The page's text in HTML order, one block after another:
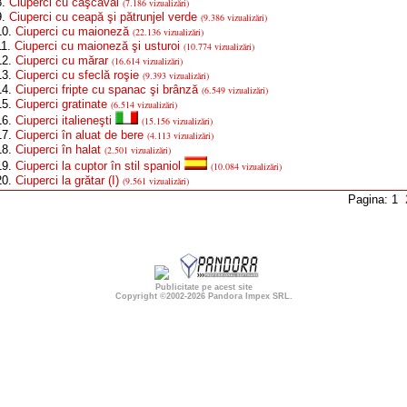
(7.186 vizualizări)
Ciuperci cu ceapă şi pătrunjel verde (9.386 vizualizări)
Ciuperci cu maioneză (22.136 vizualizări)
Ciuperci cu maioneză şi usturoi (10.774 vizualizări)
Ciuperci cu mărar (16.614 vizualizări)
Ciuperci cu sfeclă roşie (9.393 vizualizări)
Ciuperci fripte cu spanac şi brânză (6.549 vizualizări)
Ciuperci gratinate (6.514 vizualizări)
Ciuperci italieneşti (15.156 vizualizări)
Ciuperci în aluat de bere (4.113 vizualizări)
Ciuperci în halat (2.501 vizualizări)
Ciuperci la cuptor în stil spaniol (10.084 vizualizări)
Ciuperci la grătar (I) (9.561 vizualizări)
Pagina: 1
Publicitate pe acest site
Copyright ©2002-2026 Pandora Impex SRL.